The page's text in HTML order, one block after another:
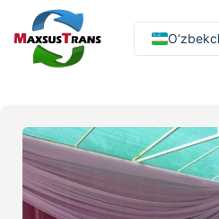
Русский